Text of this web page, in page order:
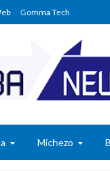
Gomma Tech
Michezo